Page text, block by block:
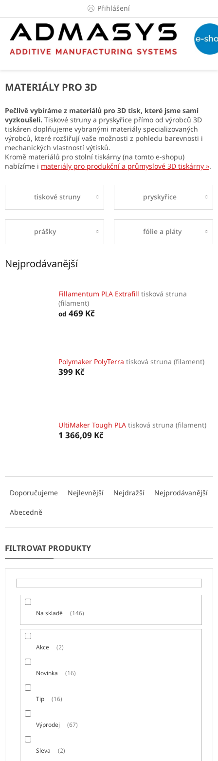
obsah
Přihlášení
MATERIÁLY PRO 3D
Pečlivě vybíráme z materiálů pro 3D tisk, které jsme sami
vyzkoušeli. Tiskové struny a pryskyřice přímo od výrobců 3D
tiskáren doplňujeme vybranými materiály specializovaných
výrobců, které rozšiřují vaše možnosti z pohledu barevnosti i
mechanických vlastností výtisků.
Kromě materiálů pro stolní tiskárny (na tomto e-shopu)
nabízíme i materiály pro produkční a průmyslové 3D tiskárny ».
tiskové struny pryskyřice
prášky fólie a pláty
Nejprodávanější
Fillamentum PLA Extrafill tisková struna
(filament)
od 469 Kč
Polymaker PolyTerra tisková struna (filament)
399 Kč
UltiMaker Tough PLA tisková struna (filament)
1 366,09 Kč
n
p
r
o
Doporučujeme Nejlevnější Nejdražší Nejprodávanější
Abecedně
Na skladě 146
Akce 2
Novinka 16
Tip 16
Výprodej 67
Sleva 2